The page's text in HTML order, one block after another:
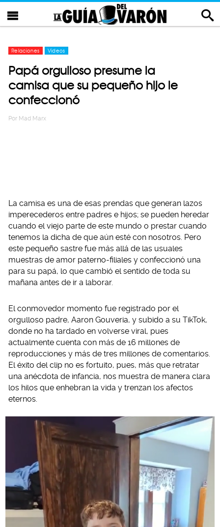
Relaciones Videos
Papá orgulloso presume la
camisa que su pequeño hijo le
confeccionó
Por Mad Marx
La camisa es una de esas prendas que generan lazos
imperecederos entre padres e hijos; se pueden heredar
cuando el viejo parte de este mundo o prestar cuando
tenemos la dicha de que aún esté con nosotros. Pero
este pequeño sastre fue más allá de las usuales
muestras de amor paterno-filiales y confeccionó una
para su papá, lo que cambió el sentido de toda su
mañana antes de ir a laborar.
El conmovedor momento fue registrado por el
orgulloso padre, Aaron Gouveria, y subido a su TikTok,
donde no ha tardado en volverse viral, pues
actualmente cuenta con más de 16 millones de
reproducciones y más de tres millones de comentarios.
El éxito del clip no es fortuito, pues, más que retratar
una anécdota de infancia, nos muestra de manera clara
los hilos que enhebran la vida y trenzan los afectos
eternos.